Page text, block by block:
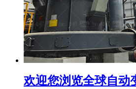
欢迎您浏览全球自动